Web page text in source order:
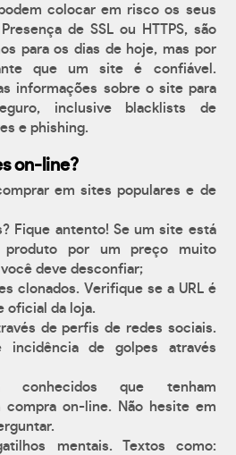
colocar em risco os seus
de SSL ou HTTPS, são
para os dias de hoje, mas por
que um site é confiável.
informações sobre o site para
inclusive blacklists de
e phishing.
on-line?
em sites populares e de
Fique antento! Se um site está
produto por um preço muito
deve desconfiar;
clonados. Verifique se a URL é
oficial da loja.
de perfis de redes sociais.
incidência de golpes através
conhecidos que tenham
compra on-line. Não hesite em
mentais. Textos como: